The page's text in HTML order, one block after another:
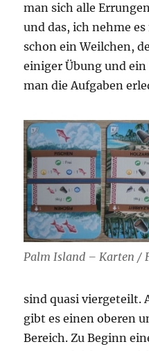
man sich alle
und das, ich nehme
schon ein Weilchen,
einiger Übung und
man die Aufgaben
Palm Island – Karten /
sind quasi viergeteilt.
gibt es einen oberen
Bereich. Zu Beginn